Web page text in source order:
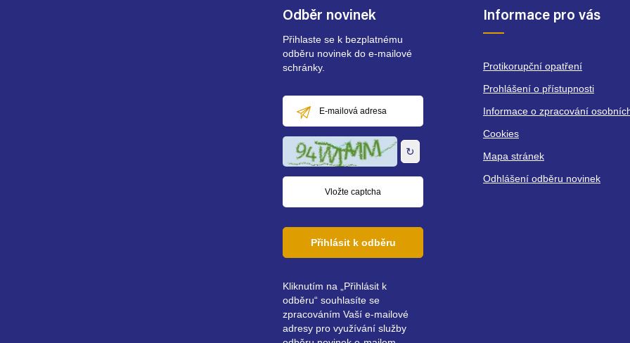
Odběr novinek
Přihlaste se k bezplatnému
odběru novinek do e-mailové
schránky.
mailová
adresa
↻
Přihlásit k odběru
Kliknutím na „Přihlásit k
odběru“ souhlasíte se
zpracováním Vaší e-mailové
adresy pro využívání služby
Informace pro vás
Protikorupční opatření
Prohlášení o přístupnosti
Informace o zpracování
Cookies
Mapa stránek
Odhlášení odběru novinek